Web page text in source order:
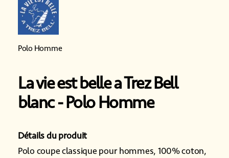
Polo Homme
La vie est belle a Trez Bell
blanc Polo Homme
Détails du produit
Polo coupe classique pour hommes, 100% coton,